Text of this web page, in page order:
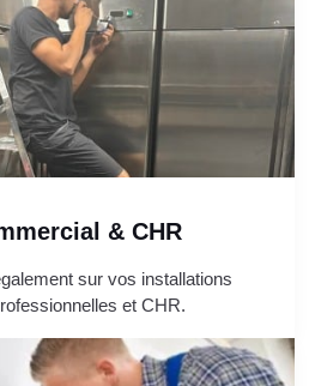
& CHR
sur vos installations
et CHR.